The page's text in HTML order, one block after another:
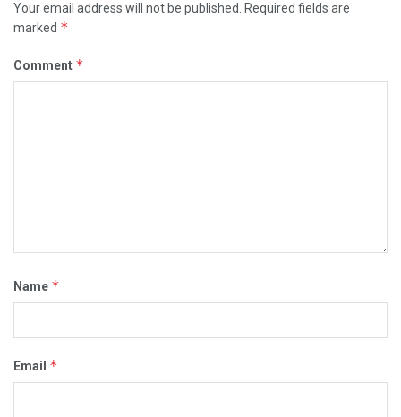
Your email address will not be published.
Required fields are
marked *
Comment *
Name *
Email *